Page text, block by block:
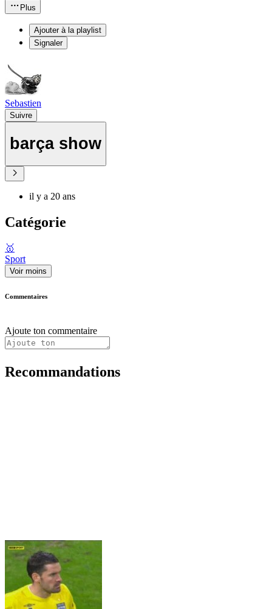
Plus
Ajouter à la playlist
Signaler
Sebastien
Suivre
barça show
il y a 20 ans
Catégorie
🥇
Sport
Voir moins
Commentaires
Ajoute ton commentaire
Recommandations